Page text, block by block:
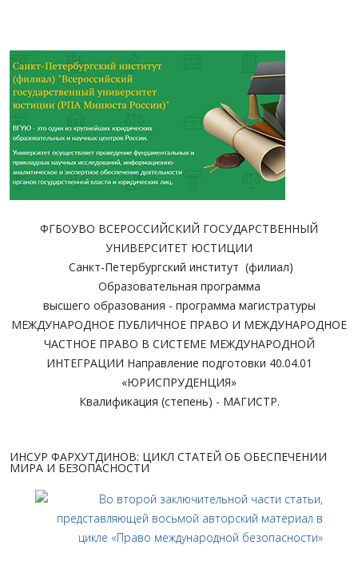
ФГБОУВО ВСЕРОССИЙСКИЙ ГОСУДАРСТВЕННЫЙ
УНИВЕРСИТЕТ ЮСТИЦИИ
Санкт-Петербургский институт (филиал)
Образовательная программа
высшего образования - программа магистратуры
МЕЖДУНАРОДНОЕ ПУБЛИЧНОЕ ПРАВО И МЕЖДУНАРОДНОЕ
ЧАСТНОЕ ПРАВО В СИСТЕМЕ МЕЖДУНАРОДНОЙ
ИНТЕГРАЦИИ Направление подготовки 40.04.01
«ЮРИСПРУДЕНЦИЯ»
Квалификация (степень) - МАГИСТР.
ИНСУР ФАРХУТДИНОВ: ЦИКЛ СТАТЕЙ ОБ ОБЕСПЕЧЕНИИ
МИРА И БЕЗОПАСНОСТИ